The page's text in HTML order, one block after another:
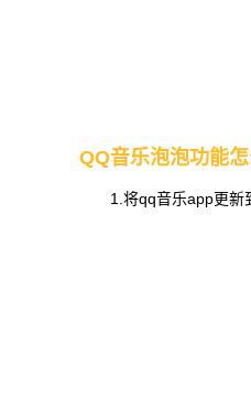
QQ音乐泡泡功能
1.将qq音乐app更新